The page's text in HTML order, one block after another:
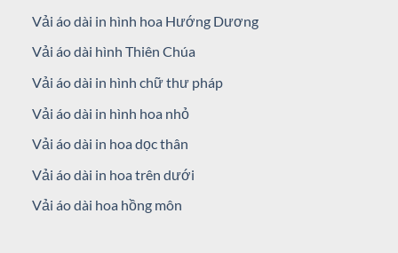
Vải áo dài in hình hoa Hướng Dương
Vải áo dài hình Thiên Chúa
Vải áo dài in hình chữ thư pháp
Vải áo dài in hình hoa nhỏ
Vải áo dài in hoa dọc thân
Vải áo dài in hoa trên dưới
Vải áo dài hoa hồng môn